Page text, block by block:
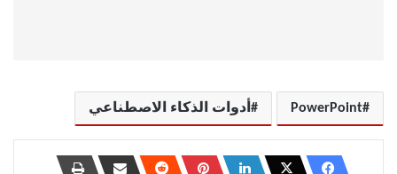
PowerPoint أدوات الذكاء الاصطناعي